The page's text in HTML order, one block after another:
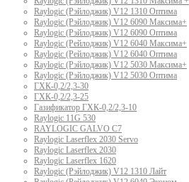
Raylogic (Рэйлоджик) V12 1310 Оптима
Raylogic (Рэйлоджик) V12 6090 Максима+
Raylogic (Рэйлоджик) V12 6090 Оптима
Raylogic (Рейлоджик) V12 6040 Максима+
Raylogic (Рейлоджик) V12 6040 Оптима
Raylogic (Рэйлоджик) V12 5030 Максима+
Raylogic (Рэйлоджик) V12 5030 Оптима
ГХК-0,2/2,3-30
ГХК-0,2/2,3-25
Газификатор ГХК-0,2/2,3-10
Raylogic 11G 530
RAYLOGIC GALVO С7
Raylogic Laserflex 2030 Servo
Raylogic Laserflex 2030
Raylogic Laserflex 1620
Raylogic (Рэйлоджик) V12 1310 Лайт